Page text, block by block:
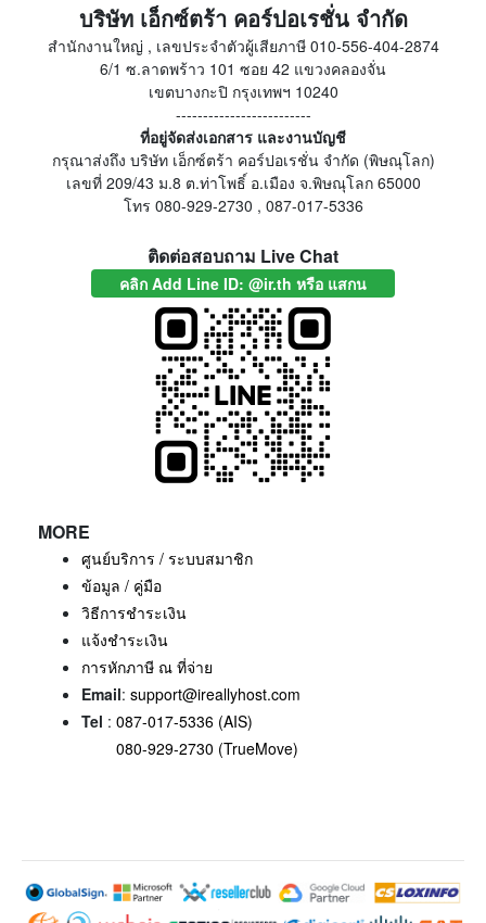
บริษัท เอ็กซ์ตร้า คอร์ปอเรชั่น จำกัด
สำนักงานใหญ่ , เลขประจำตัวผู้เสียภาษี 010-556-404-2874
6/1 ซ.ลาดพร้าว 101 ซอย 42 แขวงคลองจั่น
เขตบางกะปิ กรุงเทพฯ 10240
-------------------------
ที่อยู่จัดส่งเอกสาร และงานบัญชี
กรุณาส่งถึง บริษัท เอ็กซ์ตร้า คอร์ปอเรชั่น จำกัด (พิษณุโลก)
เลขที่ 209/43 ม.8 ต.ท่าโพธิ์ อ.เมือง จ.พิษณุโลก 65000
โทร 080-929-2730 , 087-017-5336
ติดต่อสอบถาม Live Chat
คลิก Add Line ID: @ir.th หรือ แสกน
MORE
ศูนย์บริการ / ระบบสมาชิก
ข้อมูล / คู่มือ
วิธีการชำระเงิน
แจ้งชำระเงิน
การหักภาษี ณ ที่จ่าย
Email: support@ireallyhost.com
Tel : 087-017-5336 (AIS)
080-929-2730 (TrueMove)